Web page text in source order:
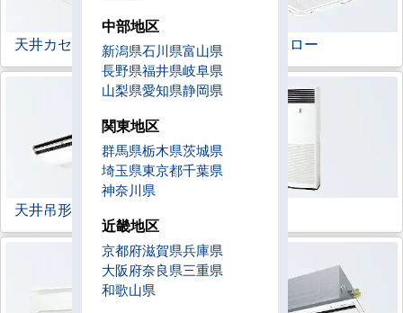
天井カセット形4方向 ラウンドフロー
天井吊形
中部地区
新潟県石川県富山県
長野県福井県岐阜県
山梨県愛知県静岡県
関東地区
群馬県栃木県茨城県
埼玉県東京都千葉県
神奈川県
近畿地区
京都府滋賀県兵庫県
大阪府奈良県三重県
和歌山県